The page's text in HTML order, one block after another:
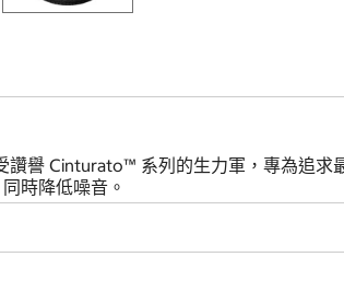
譽 Cinturato™ 系列的生力軍，專為追求
時降低噪音。